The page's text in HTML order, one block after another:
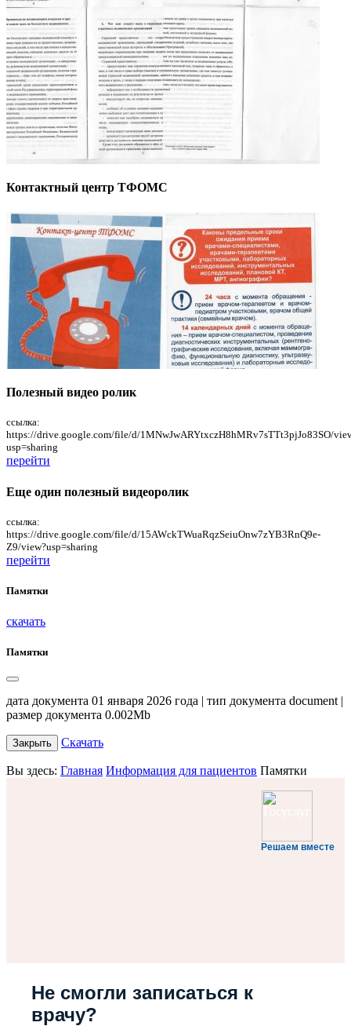
Контактный центр ТФОМС
Полезный видео ролик
ссылка:
https://drive.google.com/file/d/1MNwJwARYtxczH8hMRv7sTTt3pjJo83SO/
usp=sharing
перейти
Еще один полезный видеоролик
ссылка:
https://drive.google.com/file/d/15AWckTWuaRqzSeiuOnw7zYB3RnQ9e-
Z9/view?usp=sharing
перейти
Памятки
скачать
Памятки
дата документа 01 января 2026 года | тип документа document |
размер документа 0.002Mb
Закрыть Скачать
Вы здесь: Главная Информация для пациентов Памятки
Решаем вместе
Не смогли записаться к
врачу?